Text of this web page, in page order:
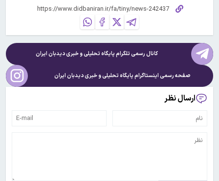
کانال رسمی تلگرام پایگاه تحلیلی و خبریدیدبان ایران
صفحه رسمی اینستاگرام پایگاه تحلیلی و خبریدیدبان ایران
ارسال نظر